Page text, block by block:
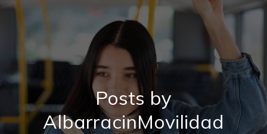
Posts by
AlbarracinMovilidad